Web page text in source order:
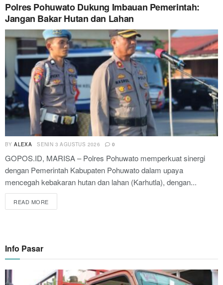
Polres Pohuwato Dukung Imbauan Pemerintah:
Jangan Bakar Hutan dan Lahan
BY ALEXA SENIN 3 AGUSTUS 2026 0
GOPOS.ID, MARISA – Polres Pohuwato memperkuat sinergi
dengan Pemerintah Kabupaten Pohuwato dalam upaya
mencegah kebakaran hutan dan lahan (Karhutla), dengan...
READ MORE
Info Pasar